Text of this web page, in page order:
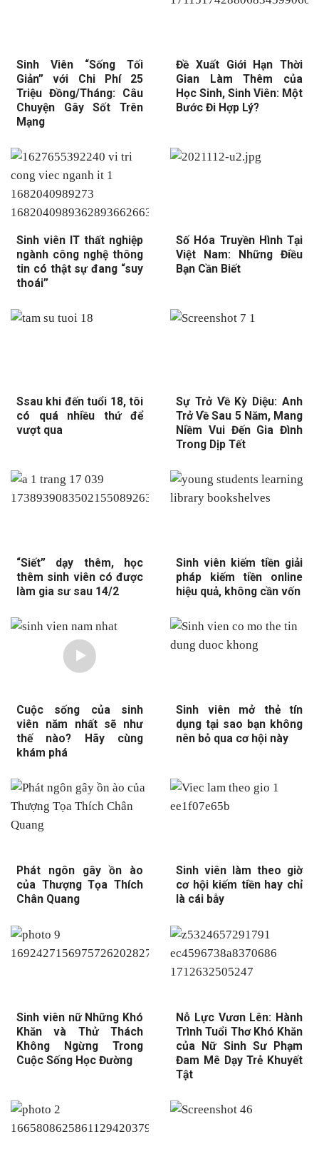
Sinh Viên “Sống Tối
Giản” với Chi Phí 25
Triệu Đồng/Tháng: Câu
Chuyện Gây Sốt Trên
Mạng
Đề Xuất Giới Hạn Thời
Gian Làm Thêm của
Học Sinh, Sinh Viên: Một
Bước Đi Hợp Lý?
Sinh viên IT thất nghiệp
ngành công nghệ thông
tin có thật sự đang “suy
thoái”
Số Hóa Truyền Hình Tại
Việt Nam: Những Điều
Bạn Cần Biết
Ssau khi đến tuổi 18, tôi
có quá nhiều thứ để
vượt qua
Sự Trở Về Kỳ Diệu: Anh
Trở Về Sau 5 Năm, Mang
Niềm Vui Đến Gia Đình
Trong Dịp Tết
“Siết” dạy thêm, học
thêm sinh viên có được
làm gia sư sau 14/2
Sinh viên kiếm tiền giải
pháp kiếm tiền online
hiệu quả, không cần vốn
Cuộc sống của sinh
viên năm nhất sẽ như
thế nào? Hãy cùng
khám phá
Sinh viên mở thẻ tín
dụng tại sao bạn không
nên bỏ qua cơ hội này
Phát ngôn gây ồn ào
của Thượng Tọa Thích
Chân Quang
Sinh viên làm theo giờ
cơ hội kiếm tiền hay chỉ
là cái bẫy
Sinh viên nữ Những Khó
Khăn và Thử Thách
Không Ngừng Trong
Cuộc Sống Học Đường
Nỗ Lực Vươn Lên: Hành
Trình Tuổi Thơ Khó Khăn
của Nữ Sinh Sư Phạm
Đam Mê Dạy Trẻ Khuyết
Tật